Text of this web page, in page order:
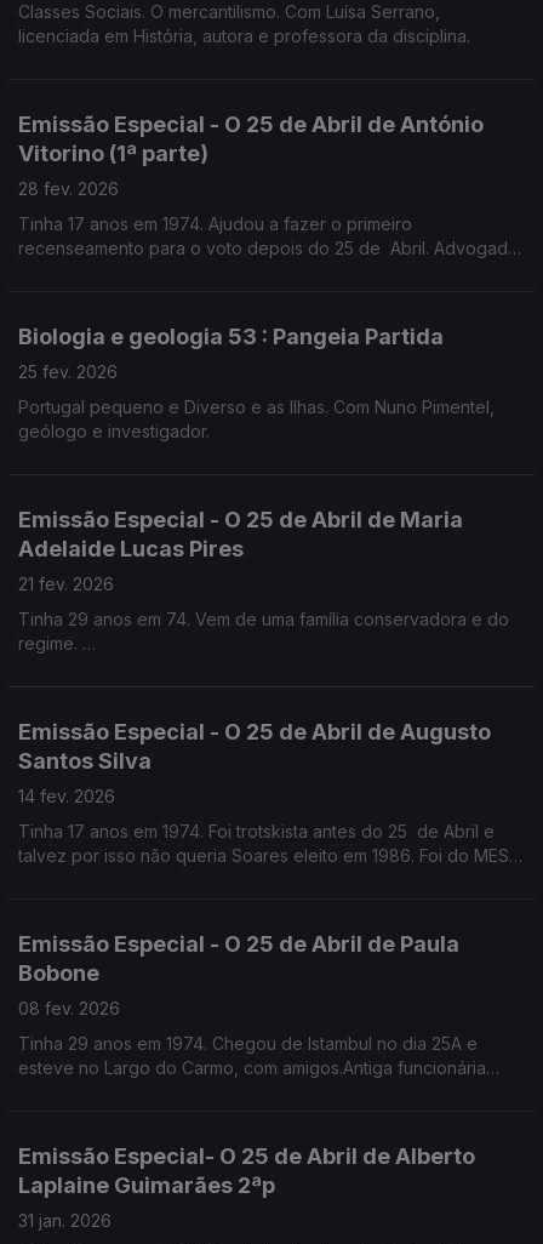
Classes Sociais. O mercantilismo. Com Luísa Serrano,
licenciada em História, autora e professora da disciplina.
Emissão Especial - O 25 de Abril de António
Vitorino (1ª parte)
28 fev. 2026
Tinha 17 anos em 1974. Ajudou a fazer o primeiro
recenseamento para o voto depois do 25 de Abril. Advogado
Biologia e geologia 53 : Pangeia Partida
25 fev. 2026
Portugal pequeno e Diverso e as Ilhas. Com Nuno Pimentel,
geólogo e investigador.
Emissão Especial - O 25 de Abril de Maria
Adelaide Lucas Pires
21 fev. 2026
Tinha 29 anos em 74. Vem de uma família conservadora e do
regime.
Emissão Especial - O 25 de Abril de Augusto
Santos Silva
14 fev. 2026
Tinha 17 anos em 1974. Foi trotskista antes do 25 de Abril e
talvez por isso não queria Soares eleito em 1986. Foi do MES,
Emissão Especial - O 25 de Abril de Paula
Bobone
08 fev. 2026
Tinha 29 anos em 1974. Chegou de Istambul no dia 25A e
esteve no Largo do Carmo, com amigos.Antiga funcionária
Emissão Especial- O 25 de Abril de Alberto
Laplaine Guimarães 2ªp
31 jan. 2026